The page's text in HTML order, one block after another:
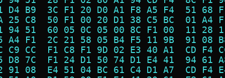
D4 B9  3C F1 20 D0 A1 F8 A5 F4  51
25 C8  50 F1 00 20 D1 38 C5 BC  01
94 51  60 05 0C 05 00 8C F1 00  11
A4 F1  2C 21 58 05 B4 F5 11 9B  91
C9 CC  F1 C8 F1 9D 02 E3 40 A1  CD
D8 7C  F1 24 D1 50 74 D1 E4 41  94
91 08  E4 51 04 BC 61 C4 D1 A7  CD